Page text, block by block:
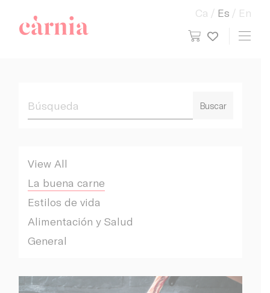
view cartMy
Ca Es En
Buscar
View All
La buena carne
Estilos de vida
Alimentación y Salud
General